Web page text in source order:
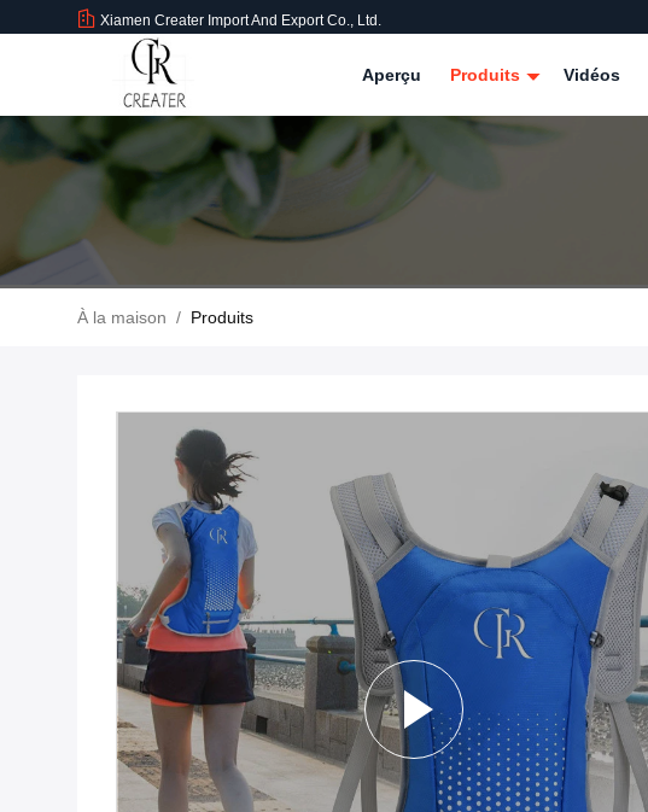
Xiamen Creater Import And Export Co., Ltd.
Aperçu Produits Vidéos
À la maison / Produits